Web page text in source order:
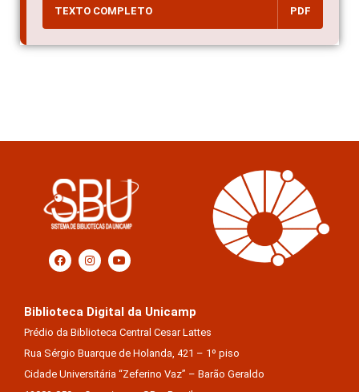
TEXTO COMPLETO PDF
Biblioteca Digital da Unicamp
Prédio da Biblioteca Central Cesar Lattes
Rua Sérgio Buarque de Holanda, 421 – 1º piso
Cidade Universitária “Zeferino Vaz” – Barão Geraldo